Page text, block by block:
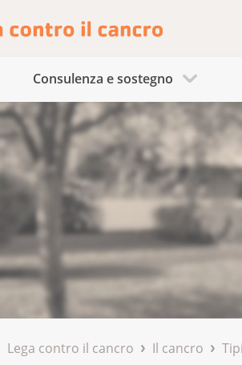
Consulenza e sostegno
Lega contro il cancro Il cancro